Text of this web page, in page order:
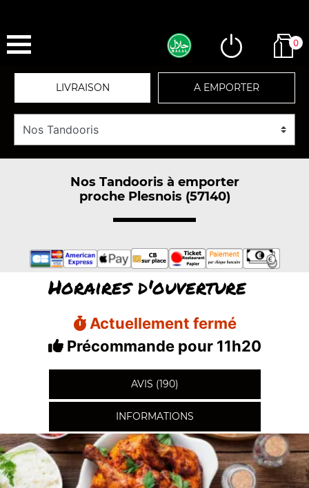
0
LIVRAISON A EMPORTER
Nos Tandooris à emporter
proche Plesnois (57140)
Horaires d'ouverture
Actuellement fermé
Précommande pour 11h20
AVIS (190)
INFORMATIONS